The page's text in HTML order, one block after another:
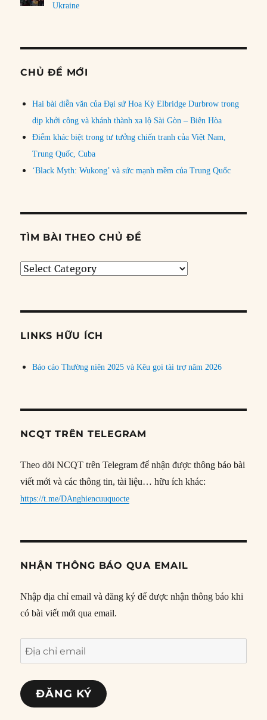
Ukraine
CHỦ ĐỀ MỚI
Hai bài diễn văn của Đại sứ Hoa Kỳ Elbridge Durbrow trong
dịp khởi công và khánh thành xa lộ Sài Gòn – Biên Hòa
Điểm khác biệt trong tư tưởng chiến tranh của Việt Nam,
Trung Quốc, Cuba
‘Black Myth: Wukong’ và sức mạnh mềm của Trung Quốc
TÌM BÀI THEO CHỦ ĐỀ
Tìm
đề
LINKS HỮU ÍCH
Báo cáo Thường niên 2025 và Kêu gọi tài trợ năm 2026
NCQT TRÊN TELEGRAM
Theo dõi NCQT trên Telegram để nhận được thông báo bài
viết mới và các thông tin, tài liệu… hữu ích khác:
https://t.me/DAnghiencuuquocte
NHẬN THÔNG BÁO QUA EMAIL
Nhập địa chỉ email và đăng ký để được nhận thông báo khi
có bài viết mới qua email.
Địa
chỉ
email
ĐĂNG KÝ